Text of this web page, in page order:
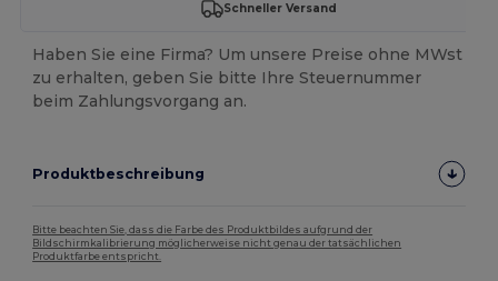
Schneller Versand
Haben Sie eine Firma? Um unsere Preise ohne MWst
zu erhalten, geben Sie bitte Ihre Steuernummer
beim Zahlungsvorgang an.
Produktbeschreibung
Bitte beachten Sie, dass die Farbe des Produktbildes aufgrund der
Bildschirmkalibrierung möglicherweise nicht genau der tatsächlichen
Produktfarbe entspricht.